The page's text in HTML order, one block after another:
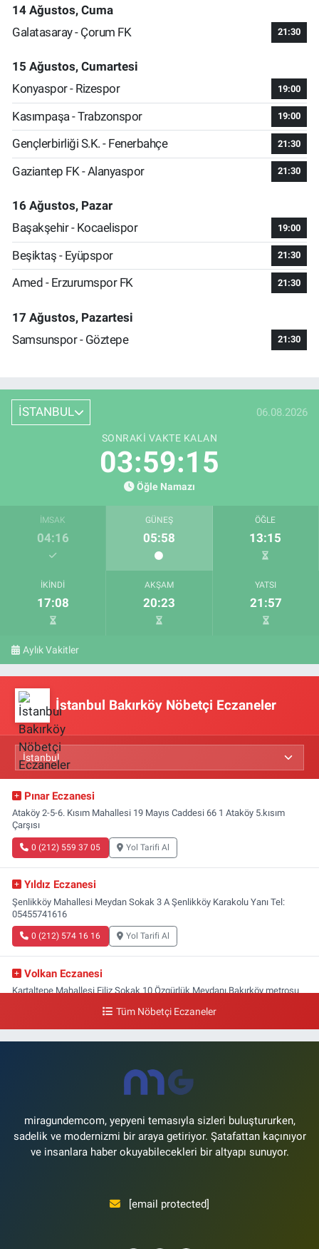
14 Ağustos, Cuma
Galatasaray - Çorum FK
21:30
15 Ağustos, Cumartesi
Konyaspor - Rizespor
19:00
Kasımpaşa - Trabzonspor 19:00
Gençlerbirliği S.K. - Fenerbahçe 21:30
Gaziantep FK - Alanyaspor 21:30
16 Ağustos, Pazar
Başakşehir - Kocaelispor
19:00
Beşiktaş - Eyüpspor 21:30
Amed - Erzurumspor FK 21:30
17 Ağustos, Pazartesi
Samsunspor - Göztepe
21:30
İSTANBUL 06.08.2026
SONRAKI VAKTE KALAN
03:59:15
Öğle Namazı
İMSAK
04:16
GÜNEŞ
05:58
ÖĞLE
13:15
İKINDI
17:08
AKŞAM
20:23
YATSI
21:57
Aylık Vakitler
İstanbul Bakırköy Nöbetçi Eczaneler
Pınar Eczanesi
Ataköy 2-5-6. Kısım Mahallesi 19 Mayıs Caddesi 66 1 Ataköy 5.kısım
Çarşısı
0 (212) 559 37 05 Yol Tarifi Al
Yıldız Eczanesi
Şenlikköy Mahallesi Meydan Sokak 3 A Şenlikköy Karakolu Yanı Tel:
05455741616
0 (212) 574 16 16 Yol Tarifi Al
Volkan Eczanesi
Kartaltepe Mahallesi Filiz Sokak 10 Özgürlük Meydanı,Bakırköy metrosu
Yeşilköy Mahallesi Doğruyol Sokak 7 A Dürümcü Baba'nın Bir Alt
0 (212) 663 11 97
Tüm Nöbetçi Eczaneler
miragundemcom, yepyeni temasıyla sizleri buluştururken,
sadelik ve modernizmi bir araya getiriyor. Şatafattan kaçınıyor
ve insanlara haber okuyabilecekleri bir altyapı sunuyor.
[email protected]